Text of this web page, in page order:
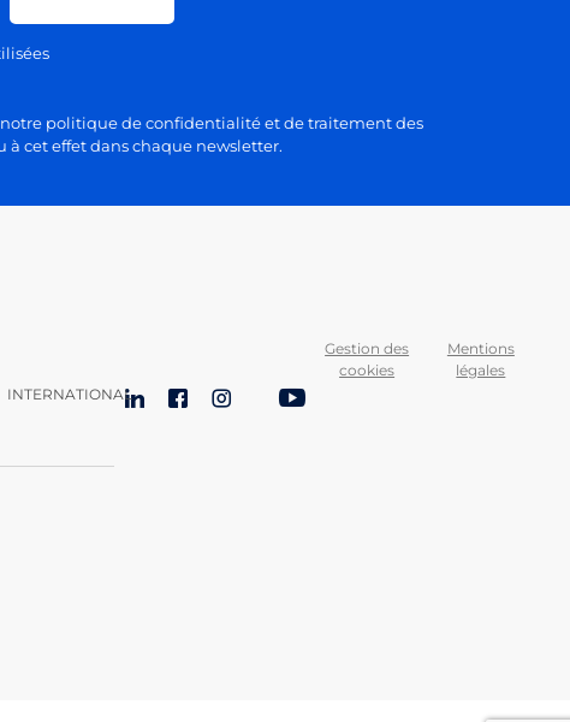
politique de confidentialité et de traitement des
cet effet dans chaque newsletter.
INTERNATIONAL LinkedInFacebook
Instagram
BlueskyYouTube
Gestion des
cookies
Mentions
légales